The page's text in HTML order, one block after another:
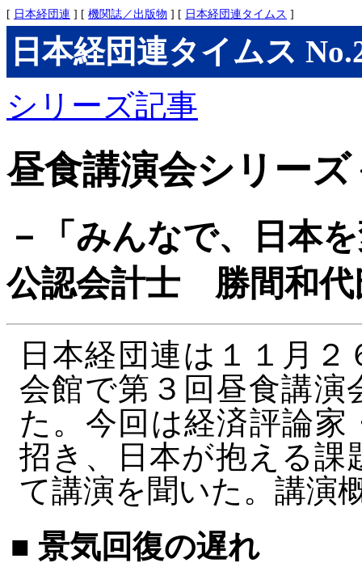
[ 日本経団連 ] [ 機関誌／出版物 ] [ 日本経団連タイムス ]
日本経団連タイムス
シリーズ記事
昼食講演会シリー
－「みんなで、日本
公認会計士 勝間和代
日本経団連は１１月
会館で第３回昼食講演
た。今回は経済評論
招き、日本が抱える課
て講演を聞いた。講演
■ 景気回復の遅れ